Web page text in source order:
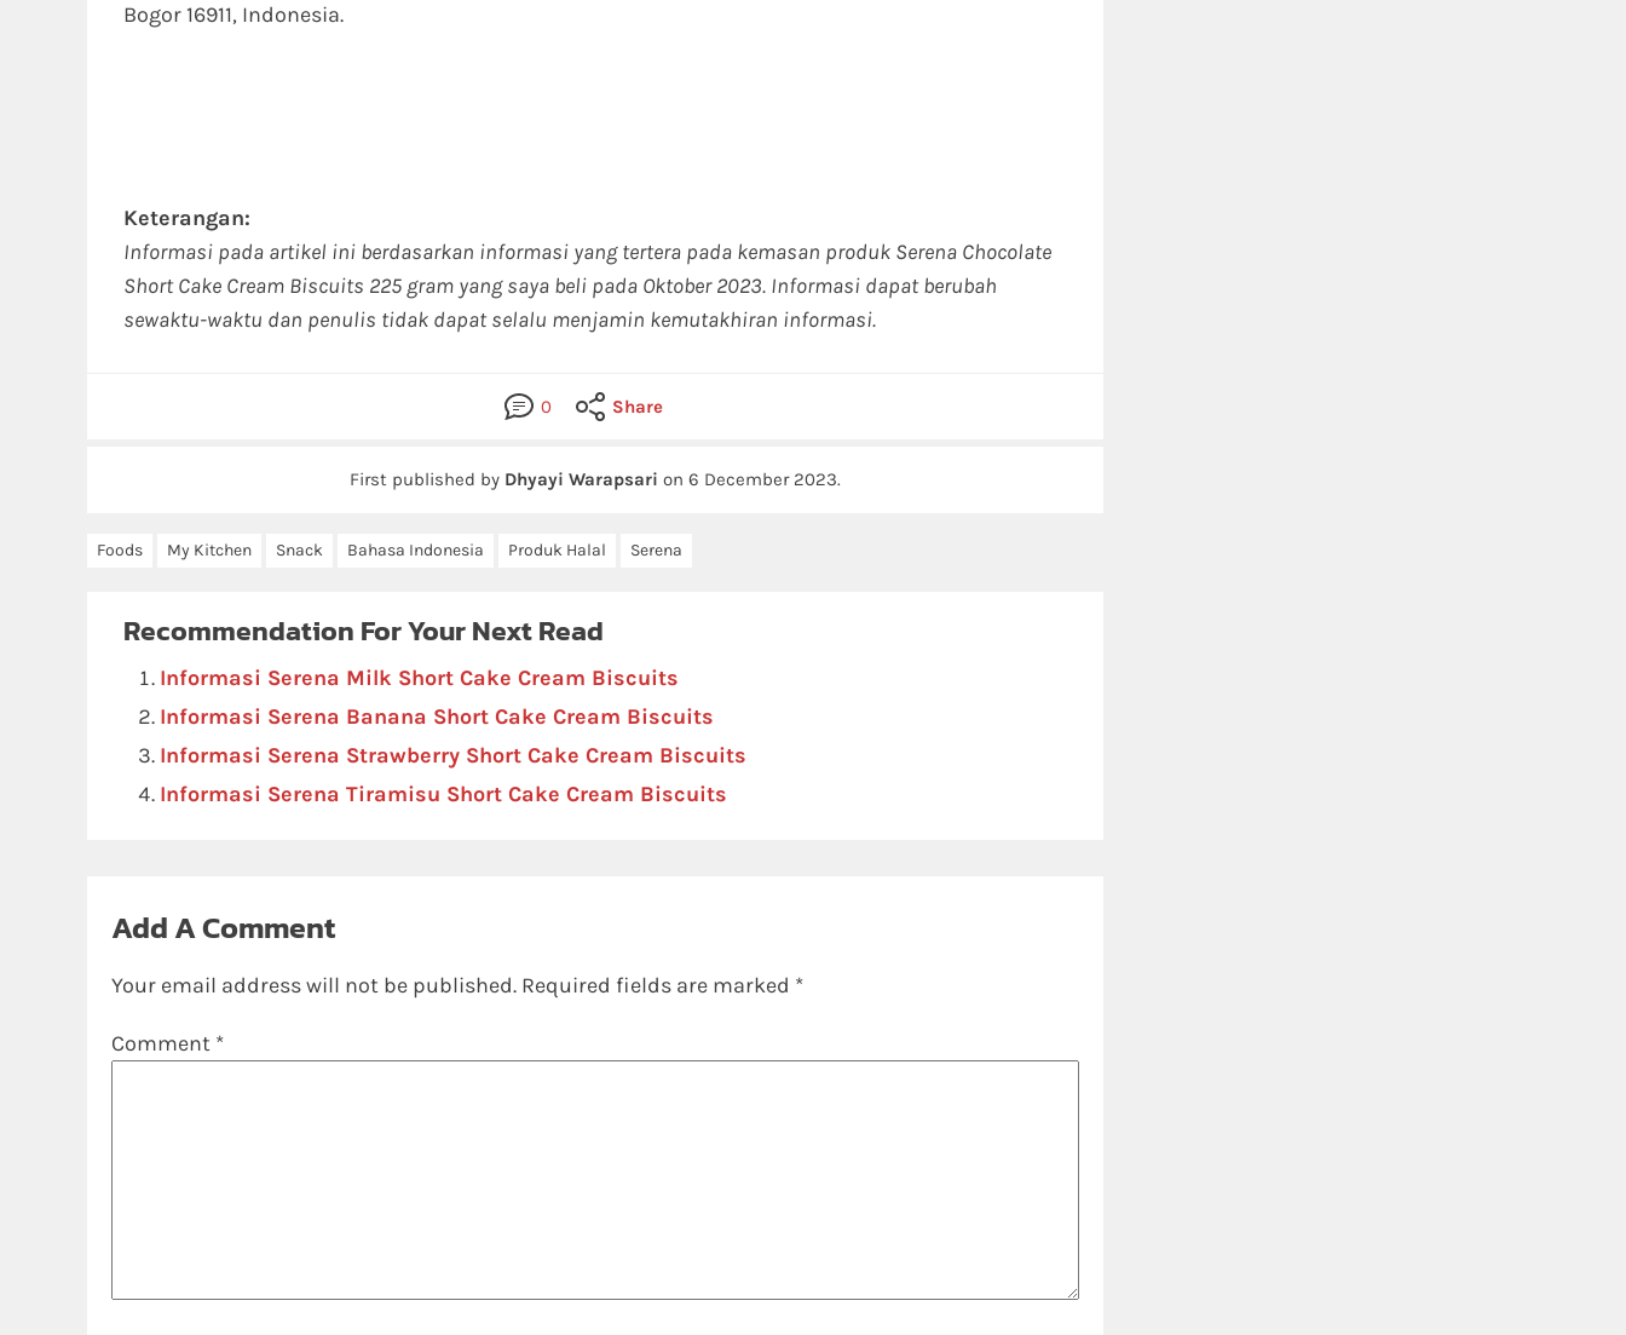
Bogor 16911, Indonesia.
Keterangan:
Informasi pada artikel ini berdasarkan informasi yang tertera pada kemasan produk Serena Chocolate
Short Cake Cream Biscuits 225 gram yang saya beli pada Oktober 2023. Informasi dapat berubah
sewaktu-waktu dan penulis tidak dapat selalu menjamin kemutakhiran informasi.
0 Share
First published by Dhyayi Warapsari on 6 December 2023.
Foods My Kitchen Snack Bahasa Indonesia Produk Halal Serena
Recommendation For Your Next Read
Informasi Serena Milk Short Cake Cream Biscuits
Informasi Serena Banana Short Cake Cream Biscuits
Informasi Serena Strawberry Short Cake Cream Biscuits
Informasi Serena Tiramisu Short Cake Cream Biscuits
Add A Comment
Your email address will not be published. Required fields are marked *
Comment *